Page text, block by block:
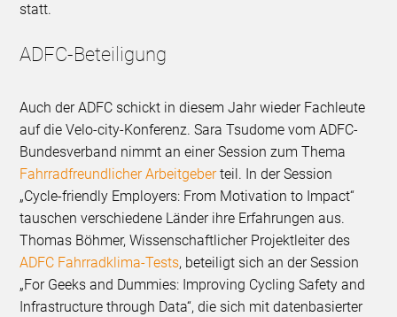
statt.
ADFC-Beteiligung
Auch der ADFC schickt in diesem Jahr wieder Fachleute
auf die Velo-city-Konferenz. Sara Tsudome vom ADFC-
Bundesverband nimmt an einer Session zum Thema
Fahrradfreundlicher Arbeitgeberteil. In der Session
„Cycle-friendly Employers: From Motivation to Impact“
tauschen verschiedene Länder ihre Erfahrungen aus.
Thomas Böhmer, Wissenschaftlicher Projektleiter des
ADFC Fahrradklima-Tests, beteiligt sich an der Session
„For Geeks and Dummies: Improving Cycling Safety and
Infrastructure through Data“, die sich mit datenbasierter